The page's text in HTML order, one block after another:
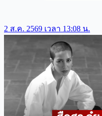
2 ส.ค. 2569 เวลา 13:08 น.